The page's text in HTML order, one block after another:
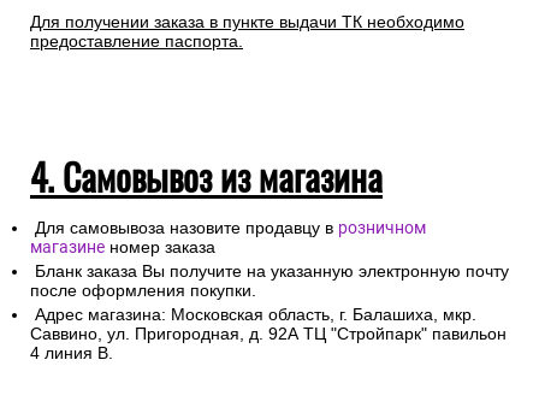
Для получении заказа в пункте выдачи ТК необходимо
предоставление паспорта.
4. Самовывоз из магазина
Для самовывоза назовите продавцу в розничном
магазине номер заказа
Бланк заказа Вы получите на указанную электронную почту
после оформления покупки.
Адрес магазина: Московская область, г. Балашиха, мкр.
Саввино, ул. Пригородная, д. 92А ТЦ "Стройпарк" павильон
4 линия В.